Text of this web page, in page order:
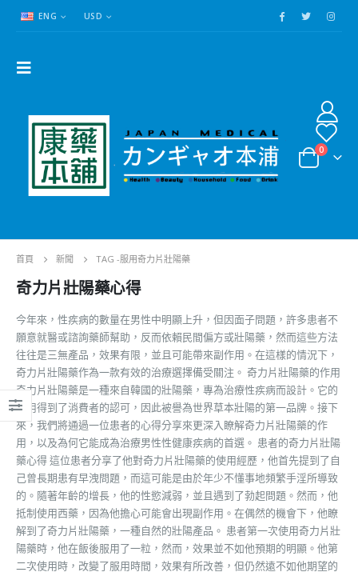
ENG USD
0
首頁 新聞 TAG -服用奇力片壯陽藥
奇力片壯陽藥心得
今年來，性疾病的數量在男性中明顯上升，但因面子問題，許多患者不
願意就醫或諮詢藥師幫助，反而依賴民間偏方或壯陽藥，然而這些方法
往往是三無產品，效果有限，並且可能帶來副作用。在這樣的情況下，
奇力片壯陽藥作為一款有效的治療選擇備受關注。 奇力片壯陽藥的作用
奇力片壯陽藥是一種來自韓國的壯陽藥，專為治療性疾病而設計。它的
效用得到了消費者的認可，因此被譽為世界草本壯陽的第一品牌。接下
來，我們將通過一位患者的心得分享來更深入瞭解奇力片壯陽藥的作
用，以及為何它能成為治療男性性健康疾病的首選。 患者的奇力片壯陽
藥心得 這位患者分享了他對奇力片壯陽藥的使用經歷，他首先提到了自
己曾長期患有早洩問題，而這可能是由於年少不懂事地頻繁手淫所導致
的。隨著年齡的增長，他的性慾減弱，並且遇到了勃起問題。然而，他
抵制使用西藥，因為他擔心可能會出現副作用。在偶然的機會下，他瞭
解到了奇力片壯陽藥，一種自然的壯陽產品。 患者第一次使用奇力片壯
陽藥時，他在飯後服用了一粒，然而，效果並不如他預期的明顯。他第
二次使用時，改變了服用時間，效果有所改善，但仍然遠不如他期望的